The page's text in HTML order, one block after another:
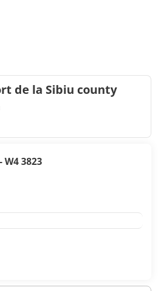
de la Sibiu county
W4 3823